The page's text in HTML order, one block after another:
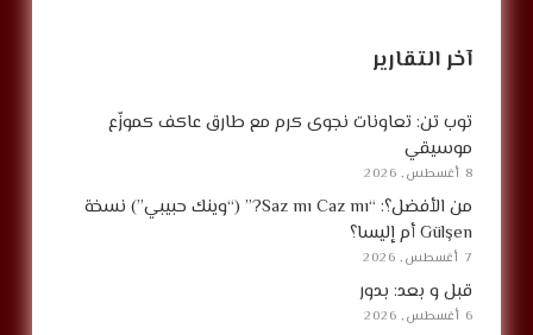
آخر التقارير
توب تن: تعاونات نجوى كرم مع طارق عاكف كموزّع
موسيقي
8 أغسطس, 2026
من الأفضل؟: “Saz mı Caz mı?” (“وينك حبيبي”) نسخة
Gülşen أم إليسا؟
7 أغسطس, 2026
قبل و بعد: بدور
6 أغسطس, 2026